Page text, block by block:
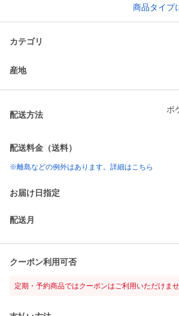
商品タイプ
カテゴリ
産地
配送方法
ポ
配送料金（送料）
※離島などの例外はあります。詳細はこちら
お届け日指定
配送月
クーポン利用可否
定期・予約商品ではクーポンはご利用いただけま